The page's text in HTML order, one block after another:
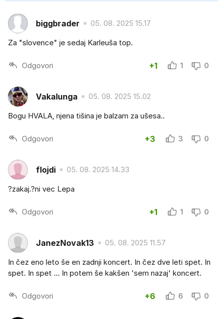
biggbrader 05. 08. 2025 15.17
Za "slovence" je sedaj Karleuša top.
Odgovori +1 1 0
Vakalunga 05. 08. 2025 15.02
Bogu HVALA, njena tišina je balzam za ušesa..
Odgovori +3 3 0
flojdi 05. 08. 2025 14.33
?zakaj.?ni vec Lepa
Odgovori +1 1 0
JanezNovak13 05. 08. 2025 11.57
In čez eno leto še en zadnji koncert. In čez dve leti spet. In
spet. In spet ... In potem še kakšen 'sem nazaj' koncert.
Odgovori +6 6 0